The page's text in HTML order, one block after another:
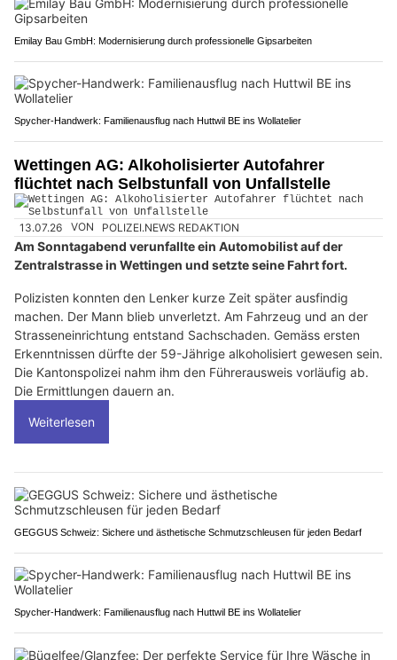
Emilay Bau GmbH: Modernisierung durch professionelle Gipsarbeiten
Spycher-Handwerk: Familienausflug nach Huttwil BE ins Wollatelier
Wettingen AG: Alkoholisierter Autofahrer
flüchtet nach Selbstunfall von Unfallstelle
13.07.26 VON POLIZEI.NEWS REDAKTION
Am Sonntagabend verunfallte ein Automobilist auf der
Zentralstrasse in Wettingen und setzte seine Fahrt fort.
Polizisten konnten den Lenker kurze Zeit später ausfindig
machen. Der Mann blieb unverletzt. Am Fahrzeug und an der
Strasseneinrichtung entstand Sachschaden. Gemäss ersten
Erkenntnissen dürfte der 59-Jährige alkoholisiert gewesen sein.
Die Kantonspolizei nahm ihm den Führerausweis vorläufig ab.
Die Ermittlungen dauern an.
Weiterlesen
GEGGUS Schweiz: Sichere und ästhetische Schmutzschleusen für jeden Bedarf
Spycher-Handwerk: Familienausflug nach Huttwil BE ins Wollatelier